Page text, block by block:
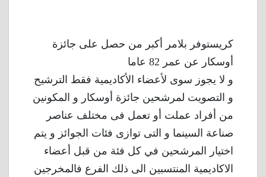
كريستوفر بلامر أكبر من حصل على جائزة
أوسكار عن عمر 82 عاما
و لا يجوز سوى لأعضاء الأكاديمية فقط الترشيح
و التصويت لمرشحين جائزة أوسكار و المكونين
من أفراد عملت أو تعمل فى مختلف عناصر
صناعة السينما و التى توازى فئات الجوائز و يتم
اختيار المرشحين في كل فئة من قبل أعضاء
الاكاديمية المنتسبين الى ذلك الفرع فالمخرجين